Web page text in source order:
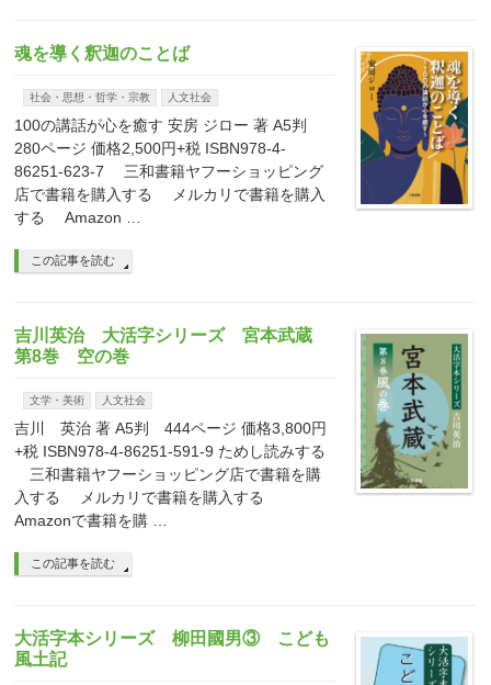
魂を導く釈迦のことば
社会・思想・哲学・宗教 人文社会
100の講話が心を癒す 安房 ジロー 著 A5判
280ページ 価格2,500円+税 ISBN978-4-
86251-623-7 三和書籍ヤフーショッピング
店で書籍を購入する メルカリで書籍を購入
する Amazon …
この記事を読む
吉川英治 大活字シリーズ 宮本武蔵
第8巻 空の巻
文学・美術 人文社会
吉川 英治 著 A5判 444ページ 価格3,800円
+税 ISBN978-4-86251-591-9 ためし読みする
三和書籍ヤフーショッピング店で書籍を購
入する メルカリで書籍を購入する
Amazonで書籍を購 …
この記事を読む
大活字本シリーズ 柳田國男③ こども
風土記